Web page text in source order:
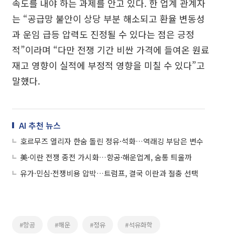
속도를 내야 하는 과제를 안고 있다. 한 업계 관계자
는 “공급망 불안이 상당 부분 해소되고 환율 변동성
과 운임 급등 압력도 진정될 수 있다는 점은 긍정
적”이라며 “다만 전쟁 기간 비싼 가격에 들여온 원료
재고 영향이 실적에 부정적 영향을 미칠 수 있다”고
말했다.
AI 추천 뉴스
호르무즈 열리자 한숨 돌린 정유·석화…역래깅 부담은 변수
美·이란 전쟁 종전 가시화…항공·해운업계, 숨통 틔울까
유가·민심·전쟁비용 압박…트럼프, 결국 이란과 절충 선택
#항공 #해운 #정유 #석유화학